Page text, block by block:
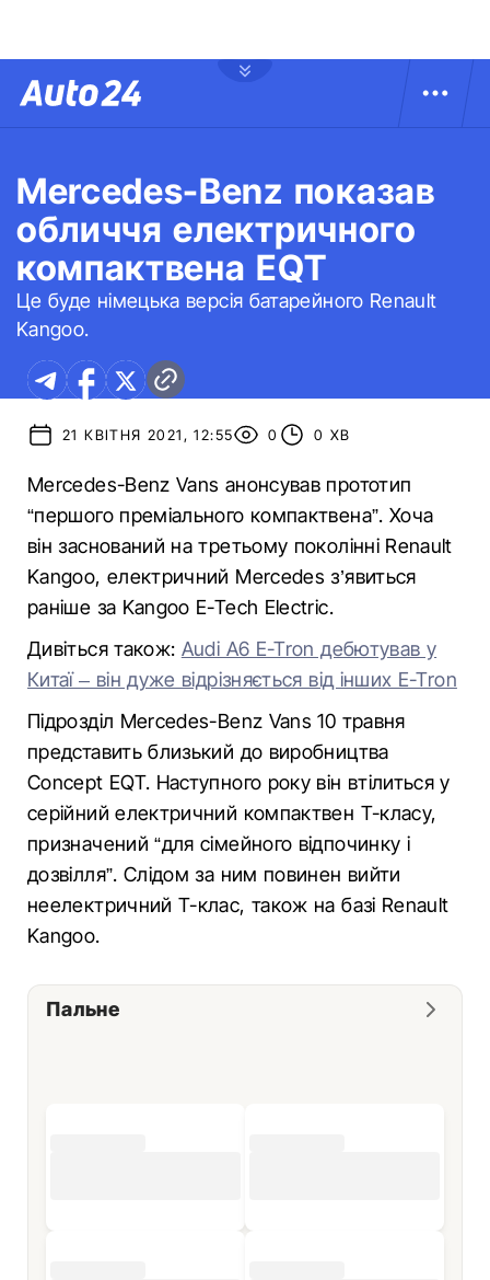
Mercedes-Benz показав
обличчя електричного
компактвена EQT
Це буде німецька версія батарейного Renault
Kangoo.
21 КВІТНЯ 2021, 12:55 0 0 ХВ
Mercedes-Benz Vans анонсував прототип
“першого преміального компактвена”. Хоча
він заснований на третьому поколінні Renault
Kangoo, електричний Mercedes з’явиться
раніше за Kangoo E-Tech Electric.
Дивіться також: Audi A6 E-Tron дебютував у
Китаї – він дуже відрізняється від інших E-Tron
Підрозділ Mercedes-Benz Vans 10 травня
представить близький до виробництва
Concept EQT. Наступного року він втілиться у
серійний електричний компактвен T-класу,
призначений “для сімейного відпочинку і
дозвілля”. Слідом за ним повинен вийти
неелектричний Т-клас, також на базі Renault
Kangoo.
Пальне